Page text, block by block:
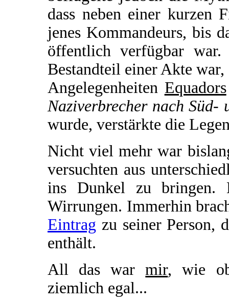
dass neben einer kurzen
jenes Kommandeurs, bis
öffentlich verfügbar
Bestandteil einer Akte
Angelegenheiten Equadors
Naziverbrecher nach
wurde, verstärkte die
Nicht viel mehr war
versuchten aus
ins Dunkel zu bringen.
Wirrungen. Immerhin
Eintrag zu seiner Person,
enthält.
All das warmir, wie
ziemlich egal...